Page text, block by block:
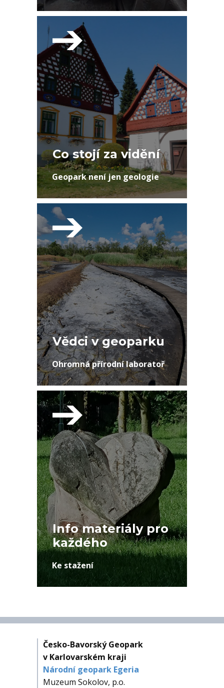
Co stojí za vidění
Geopark není jen geologie
Vědci v geoparku
Ohromná přírodní laboratoř
Info materiály pro
každého
Ke stažení
Česko-Bavorský Geopark
v Karlovarském kraji
Národní geopark Egeria
Muzeum Sokolov, p.o.